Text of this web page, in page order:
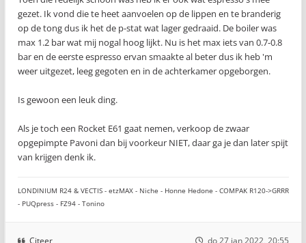
gezet. Ik vond die te heet aanvoelen op de lippen en te branderig
op de tong dus ik het de p-stat wat lager gedraaid. De boiler was
max 1.2 bar wat mij nogal hoog lijkt. Nu is het max iets van 0.7-0.8
bar en de eerste espresso ervan smaakte al beter dus ik heb 'm
weer uitgezet, leeg gegoten en in de achterkamer opgeborgen.
Is gewoon een leuk ding.
Als je toch een Rocket E61 gaat nemen, verkoop de zwaar
opgepimpte Pavoni dan bij voorkeur NIET, daar ga je dan later spijt
van krijgen denk ik.
LONDINIUM R24 & VECTIS - etzMAX - Niche - Honne Hedone - COMPAK R120->GRRR
- PUQpress - FZ94 - Tonino
Citeer do 27 jan 2022, 20:55